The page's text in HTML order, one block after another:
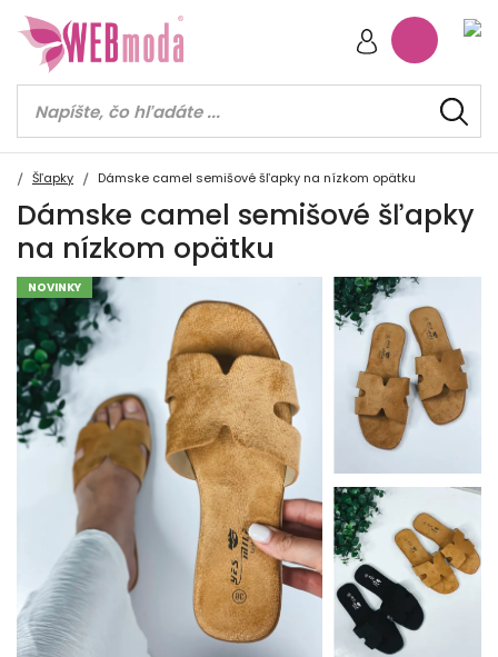
Šľapky Dámske camel semišové šľapky na nízkom opätku
Dámske camel semišové šľapky
na nízkom opätku
NOVINKY